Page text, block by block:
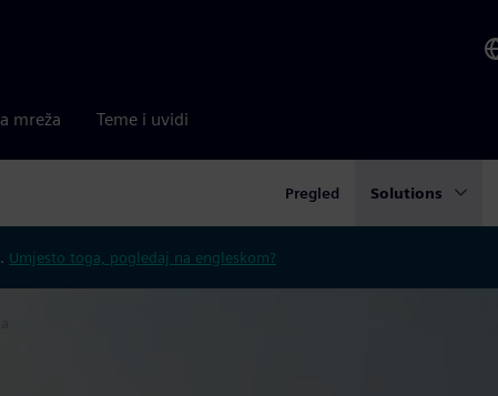
mreža Teme i uvidi
Pregled Solutions
Umjesto toga, pogledaj na engleskom?